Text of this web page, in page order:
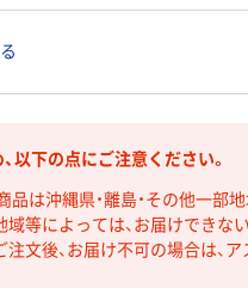
以下の点にご注意ください。
品は沖縄県・離島・その他一部
域等によっては、お届けできな
注文後、お届け不可の場合は、